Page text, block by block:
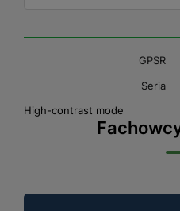
GPSR
Seria
High-contrast mode